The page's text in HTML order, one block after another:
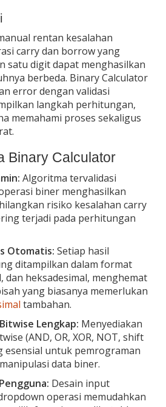
rentan kesalahan
carry dan borrow yang
satu digit dapat menghasilkan
berbeda. Binary Calculator
error dengan validasi
langkah perhitungan,
memahami proses sekaligus
Binary Calculator
Algoritma tervalidasi
biner menghasilkan
risiko kesalahan carry
terjadi pada perhitungan
Otomatis: Setiap hasil
ditampilkan dalam format
dan heksadesimal, menghemat
yang biasanya memerlukan
tambahan.
Lengkap: Menyediakan
(AND, OR, XOR, NOT, shift
esensial untuk pemrograman
data biner.
Desain input
operasi memudahkan